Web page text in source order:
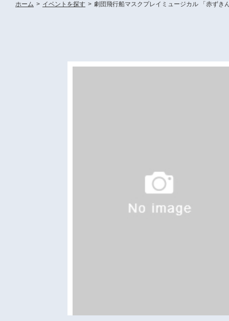
ホーム > イベントを探す > 劇団飛行船マスクプレイミュージカル 「赤ずき